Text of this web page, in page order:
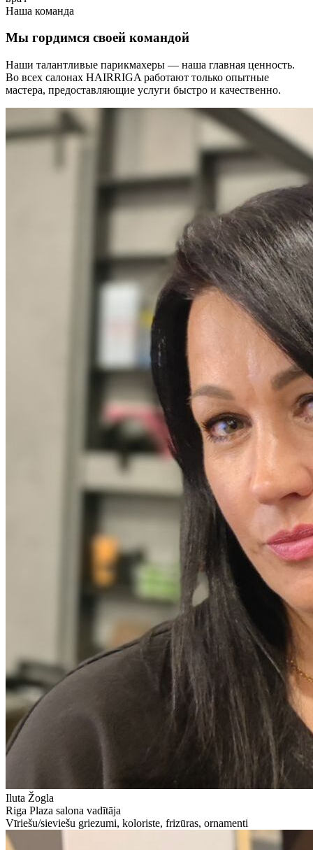
Наша команда
Мы гордимся своей командой
Наши талантливые парикмахеры — наша главная ценность.
Во всех салонах HAIRRIGA работают только опытные
мастера, предоставляющие услуги быстро и качественно.
Iluta Žogla
Riga Plaza salona vadītāja
Vīriešu/sieviešu griezumi, koloriste, frizūras, ornamenti